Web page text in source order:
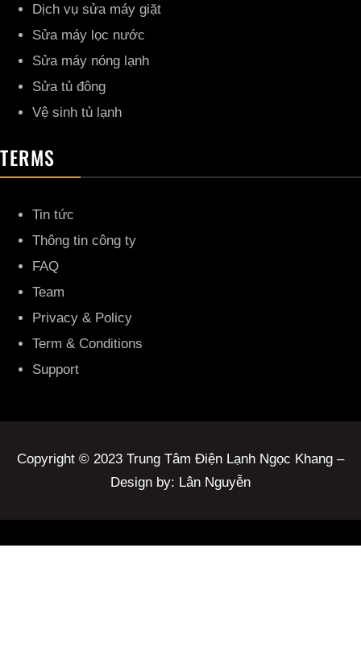
Dịch vụ sửa máy giặt
Sửa máy lọc nước
Sửa máy nóng lạnh
Sửa tủ đông
Vệ sinh tủ lạnh
TERMS
Tin tức
Thông tin công ty
FAQ
Team
Privacy & Policy
Term & Conditions
Support
Copyright © 2023 Trung Tâm Điện Lạnh Ngọc Khang –
Design by: Lân Nguyễn